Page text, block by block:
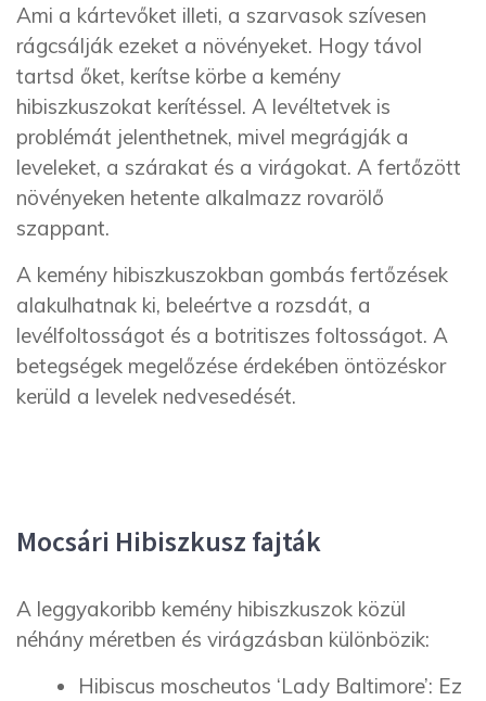
Ami a kártevőket illeti, a szarvasok szívesen
rágcsálják ezeket a növényeket. Hogy távol
tartsd őket, kerítse körbe a kemény
hibiszkuszokat kerítéssel. A levéltetvek is
problémát jelenthetnek, mivel megrágják a
leveleket, a szárakat és a virágokat. A fertőzött
növényeken hetente alkalmazz rovarölő
szappant.
A kemény hibiszkuszokban gombás fertőzések
alakulhatnak ki, beleértve a rozsdát, a
levélfoltosságot és a botritiszes foltosságot. A
betegségek megelőzése érdekében öntözéskor
kerüld a levelek nedvesedését.
Mocsári Hibiszkusz fajták
A leggyakoribb kemény hibiszkuszok közül
néhány méretben és virágzásban különbözik:
Hibiscus moscheutos ‘Lady Baltimore’: Ez